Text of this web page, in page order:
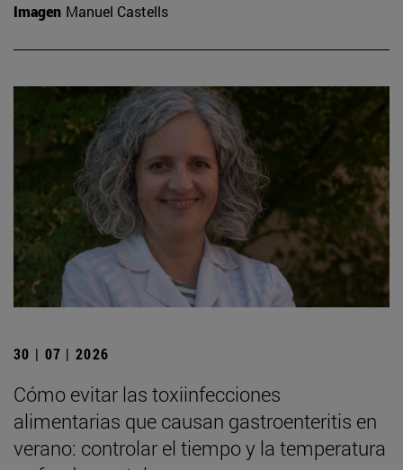
Imagen Manuel Castells
30 | 07 | 2026
Cómo evitar las toxiinfecciones
alimentarias que causan gastroenteritis en
verano: controlar el tiempo y la temperatura